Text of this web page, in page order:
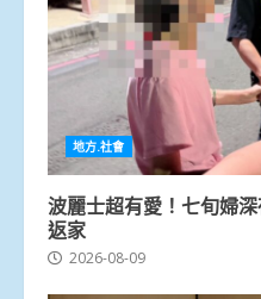
地方.社會
波麗士超有愛！七旬婦
返家
2026-08-09